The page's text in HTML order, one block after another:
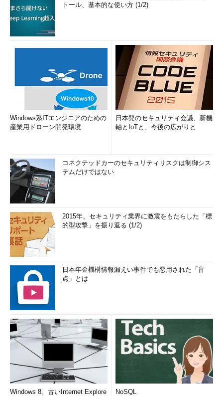
トール、基本的な使い方 (1/2)
Windows系ITエンジニアのための
産業用ドローン開発環境
日本発のセキュリティ会議、新機
軸とIoTと、今後の広がりと
コネクテッドカーのセキュリティリスクは制御シス
テムだけではない
2015年、セキュリティ業界に激震をもたらした「標
的型攻撃」を振り返る (1/2)
日本年金機構情報漏えい事件でも悪用された「盲
点」とは
Windows 8、古いInternet Explore
NoSQL